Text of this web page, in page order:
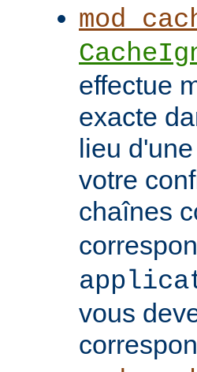
effectue
exacte
lieu
votre
chaînes
vous